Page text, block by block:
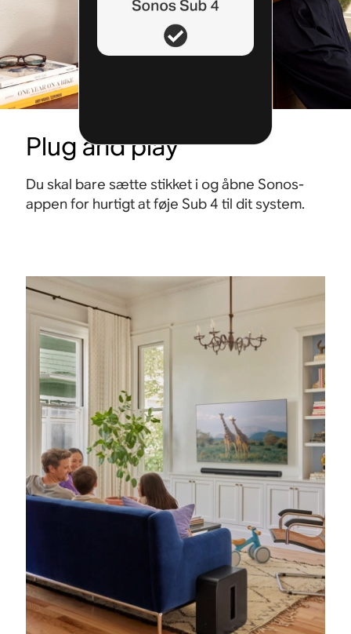
Plug and play
Du skal bare sætte stikket i og åbne Sonos-
appen for hurtigt at føje Sub 4 til dit system.